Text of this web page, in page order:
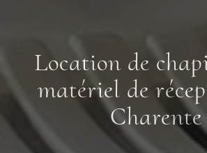
Location de
matériel de
Charente